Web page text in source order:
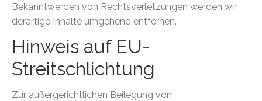
Bekanntwerden von Rechtsverletzungen werden wir
derartige Inhalte umgehend entfernen.
Hinweis auf EU-
Streitschlichtung
Zur außergerichtlichen Beilegung von